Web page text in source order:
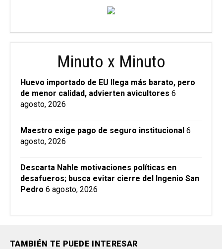
Minuto x Minuto
Huevo importado de EU llega más barato, pero
de menor calidad, advierten avicultores 6
agosto, 2026
Maestro exige pago de seguro institucional 6
agosto, 2026
Descarta Nahle motivaciones políticas en
desafueros; busca evitar cierre del Ingenio San
Pedro 6 agosto, 2026
TAMBIÉN TE PUEDE INTERESAR